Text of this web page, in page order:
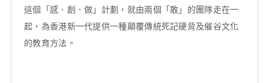
這個「感．創．做」計劃，就由兩個「敢」的團隊走在一
起，為香港新一代提供一種顛覆傳統死記硬背及催谷文化
的教育方法。